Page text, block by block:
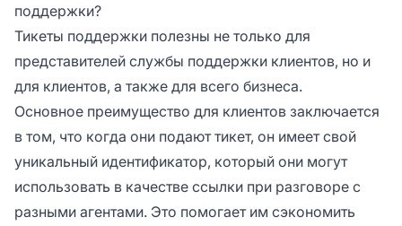
поддержки?
Тикеты поддержки полезны не только для
представителей службы поддержки клиентов, но и
для клиентов, а также для всего бизнеса.
Основное преимущество для клиентов заключается
в том, что когда они подают тикет, он имеет свой
уникальный идентификатор, который они могут
использовать в качестве ссылки при разговоре с
разными агентами. Это помогает им сэкономить